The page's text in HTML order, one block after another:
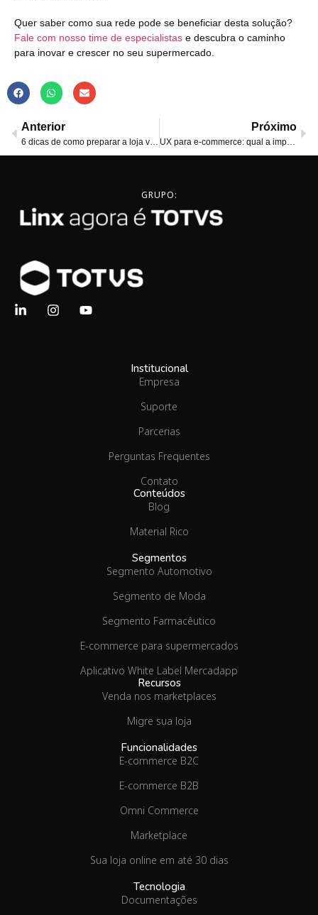
Quer saber como sua rede pode se beneficiar desta solução?
Fale com nosso time de especialistas e descubra o caminho
para inovar e crescer no seu supermercado.
Anterior Próximo
UX para e-commerce: qual a importância e por que otimizá-lo?
GRUPO:
Institucional
Empresa
Suporte
Parcerias
Perguntas Frequentes
Contato
Conteúdos
Blog
Material Rico
Segmentos
Segmento Automotivo
Segmento de Moda
Segmento Farmacêutico
E-commerce para supermercados
Aplicativo White Label Mercadapp
Recursos
Venda nos marketplaces
Migre sua loja
Funcionalidades
E-commerce B2C
E-commerce B2B
Omni Commerce
Marketplace
Sua loja online em até 30 dias
Tecnologia
Documentações